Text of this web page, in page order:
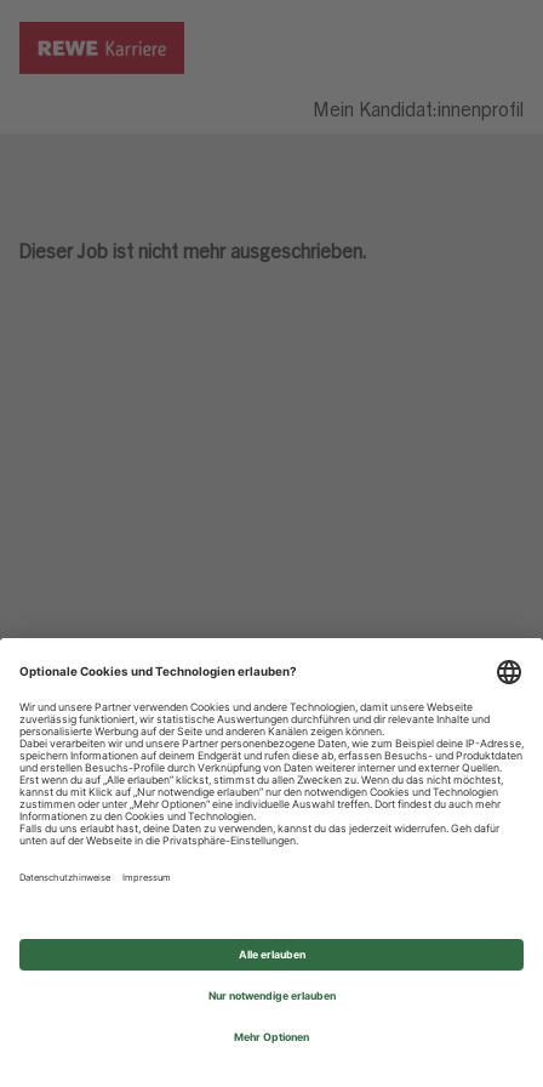
Mein Kandidat:innenprofil
Dieser Job ist nicht mehr ausgeschrieben.
Datenschutzhinweise
Impressum
Privatsphäre-Einstellungen
© 2026 REWE Group - All rights reserved